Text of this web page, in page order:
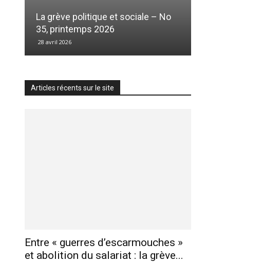
La grève politique et sociale – No
35, printemps 2026
28 avril 2026
Articles récents sur le site
Entre « guerres d’escarmouches »
et abolition du salariat : la grève...